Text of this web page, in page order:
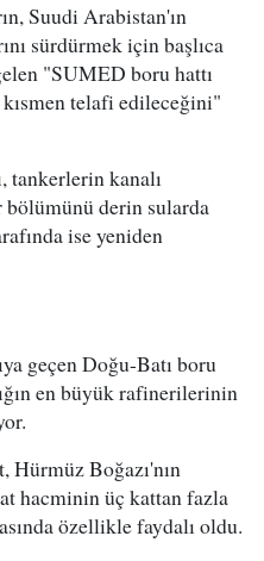
Suudi Arabistan'ın
sürdürmek için başlıca
"SUMED boru hattı
telafi edileceğini"
tankerlerin kanalı
derin sularda
ise yeniden
geçen Doğu-Batı boru
en büyük rafinerilerinin
Hürmüz Boğazı'nın
hacminin üç kattan fazla
özellikle faydalı oldu.